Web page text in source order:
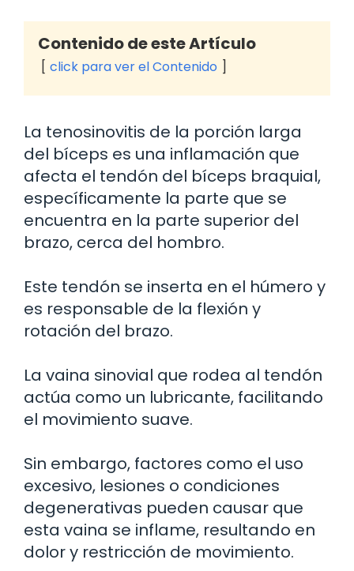
Contenido de este Artículo
click para ver el Contenido
La tenosinovitis de la porción larga
del bíceps es una inflamación que
afecta el tendón del bíceps braquial,
específicamente la parte que se
encuentra en la parte superior del
brazo, cerca del hombro.
Este tendón se inserta en el húmero y
es responsable de la flexión y
rotación del brazo.
La vaina sinovial que rodea al tendón
actúa como un lubricante, facilitando
el movimiento suave.
Sin embargo, factores como el uso
excesivo, lesiones o condiciones
degenerativas pueden causar que
esta vaina se inflame, resultando en
dolor y restricción de movimiento.